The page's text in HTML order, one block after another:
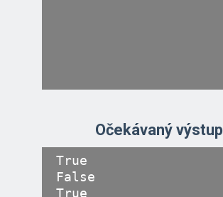
Očekávaný výstup
True
False